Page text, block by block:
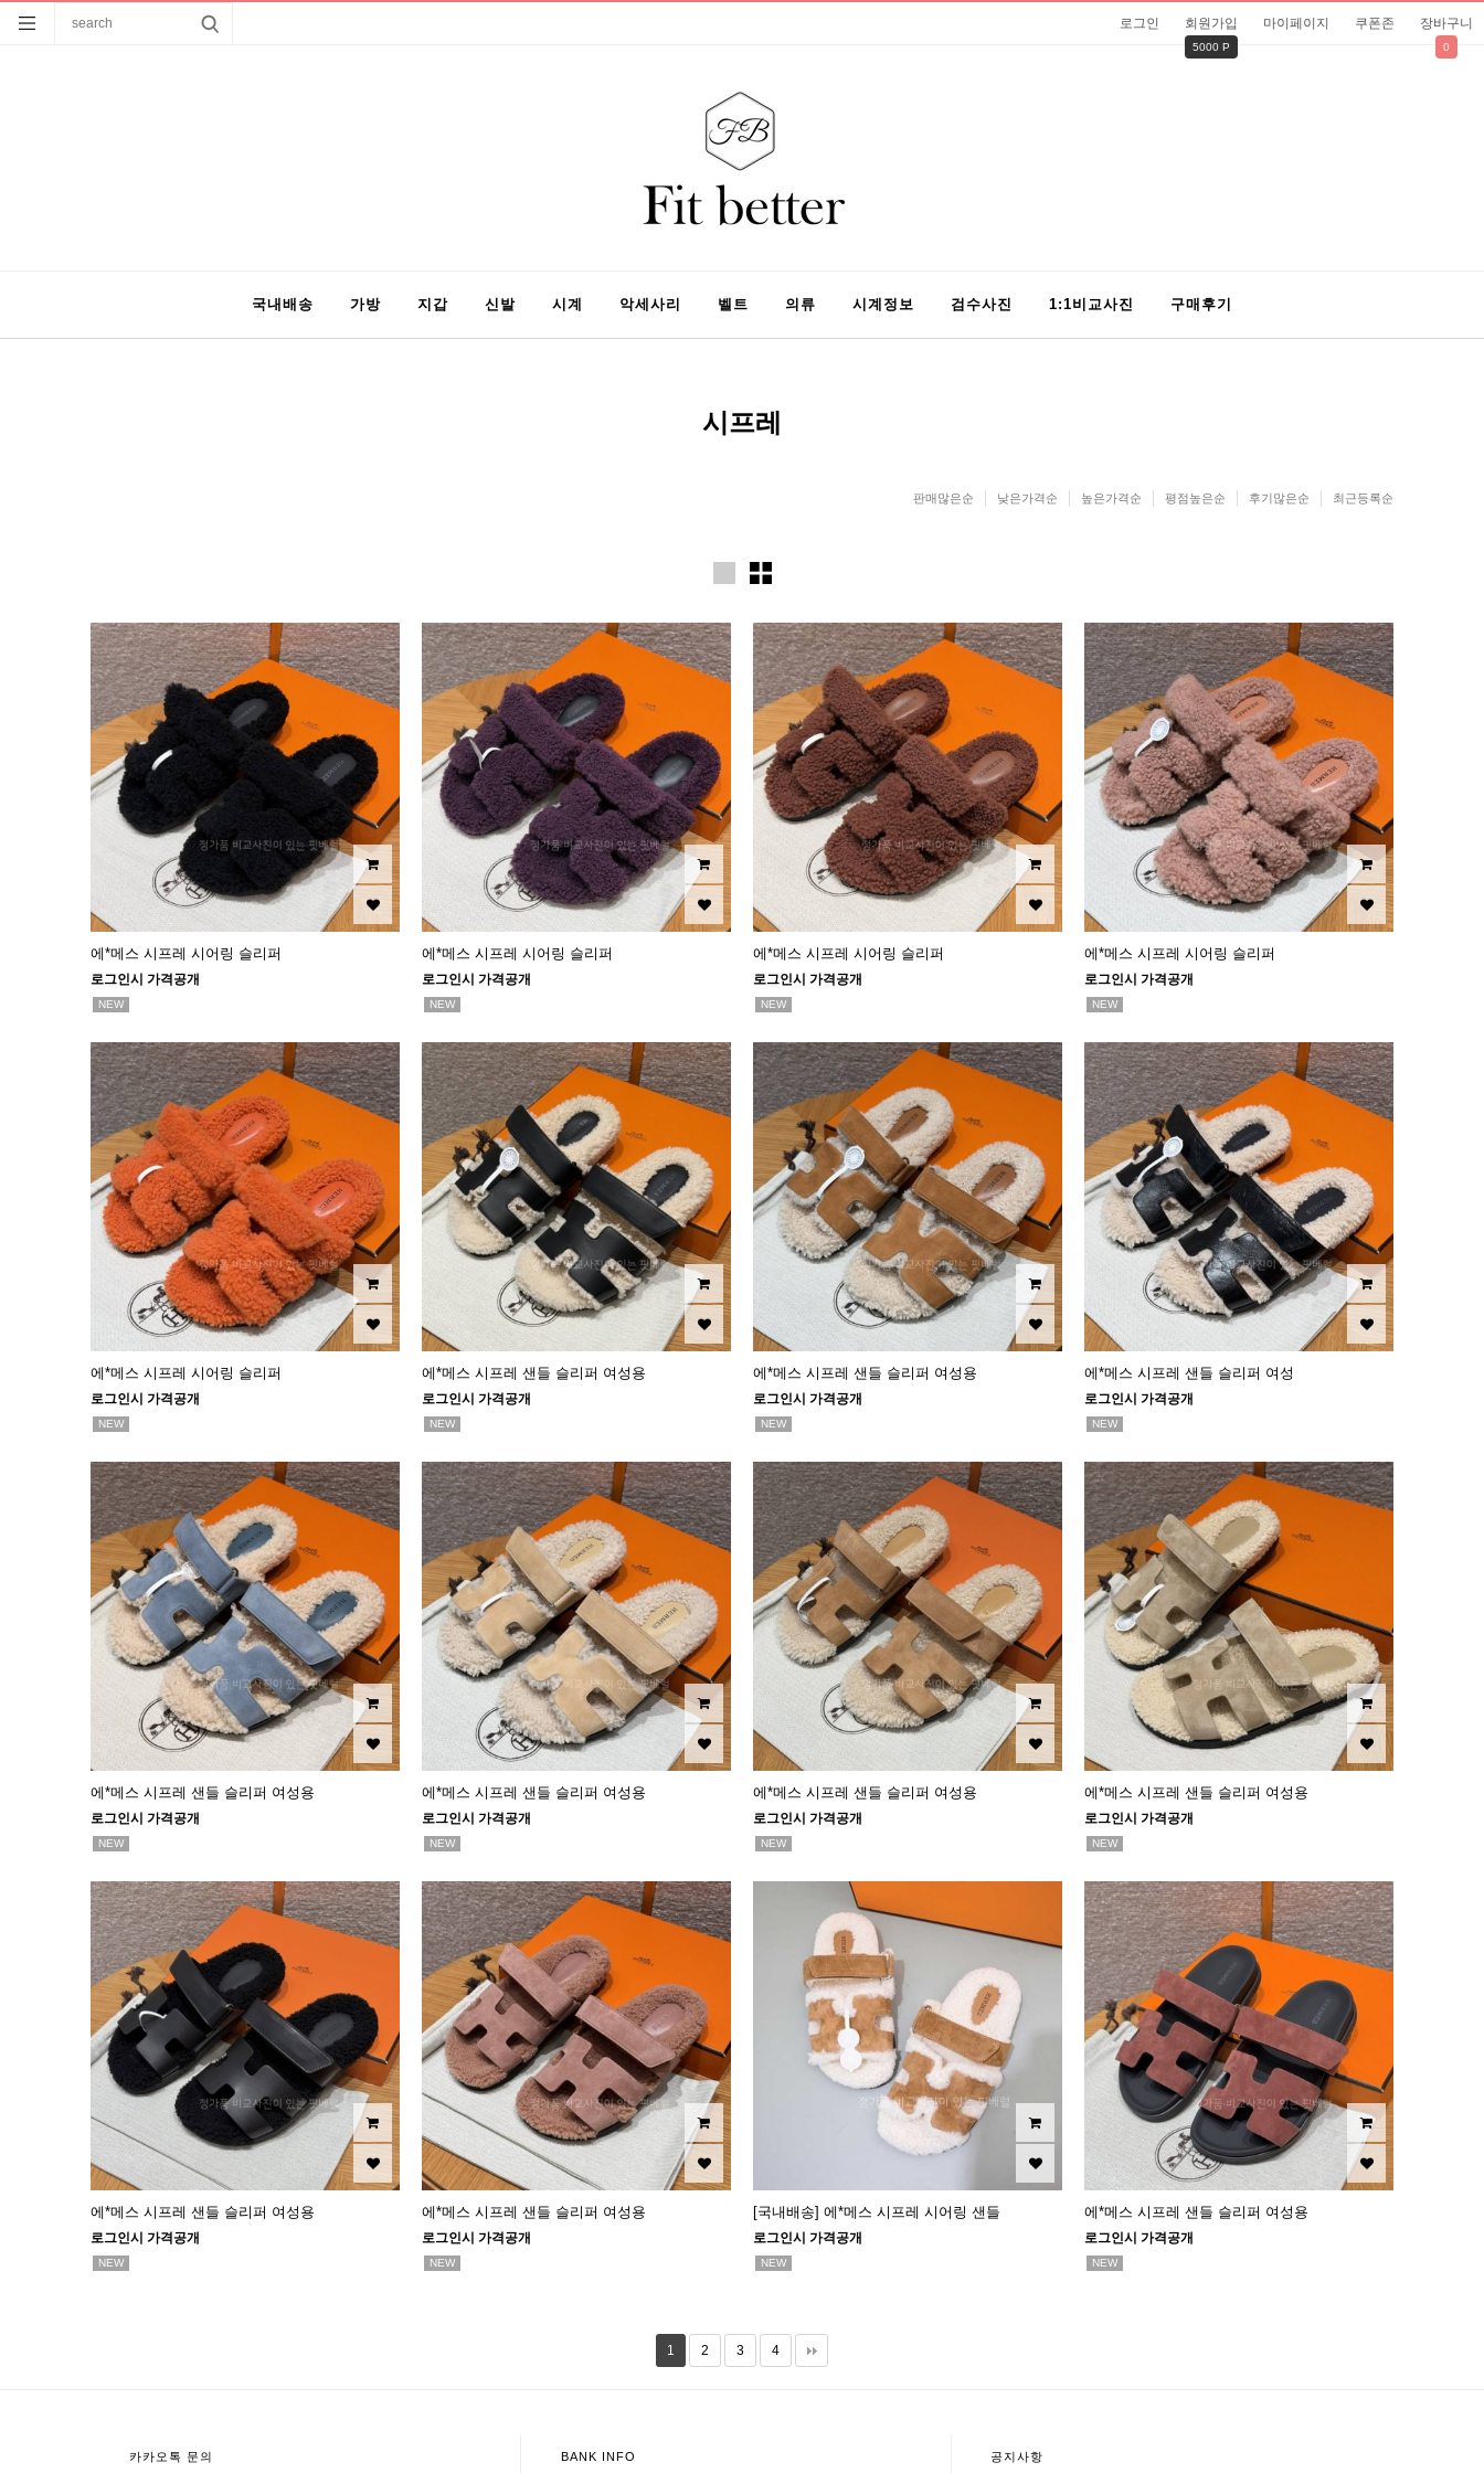
로그인 회원가입
5000 P
마이페이지 쿠폰존 장바구니
0
국내배송 가방 지갑 신발 시계 악세사리 벨트 의류 시계정보 검수사진 1:1비교사진 구매후기
시프레
판매많은순 낮은가격순 높은가격순 평점높은순 후기많은순 최근등록순
에*메스 시프레 시어링 슬리퍼
로그인시 가격공개
NEW
에*메스 시프레 시어링 슬리퍼
로그인시 가격공개
NEW
에*메스 시프레 시어링 슬리퍼
로그인시 가격공개
NEW
에*메스 시프레 시어링 슬리퍼
로그인시 가격공개
NEW
에*메스 시프레 시어링 슬리퍼
로그인시 가격공개
NEW
에*메스 시프레 샌들 슬리퍼 여성용
로그인시 가격공개
NEW
에*메스 시프레 샌들 슬리퍼 여성용
로그인시 가격공개
NEW
에*메스 시프레 샌들 슬리퍼 여성
로그인시 가격공개
NEW
에*메스 시프레 샌들 슬리퍼 여성용
로그인시 가격공개
NEW
에*메스 시프레 샌들 슬리퍼 여성용
로그인시 가격공개
NEW
에*메스 시프레 샌들 슬리퍼 여성용
로그인시 가격공개
NEW
에*메스 시프레 샌들 슬리퍼 여성용
로그인시 가격공개
NEW
에*메스 시프레 샌들 슬리퍼 여성용
로그인시 가격공개
NEW
에*메스 시프레 샌들 슬리퍼 여성용
로그인시 가격공개
NEW
[국내배송] 에*메스 시프레 시어링 샌들
로그인시 가격공개
NEW
에*메스 시프레 샌들 슬리퍼 여성용
로그인시 가격공개
NEW
1 2 3 4
카카오톡 문의 BANK INFO 공지사항